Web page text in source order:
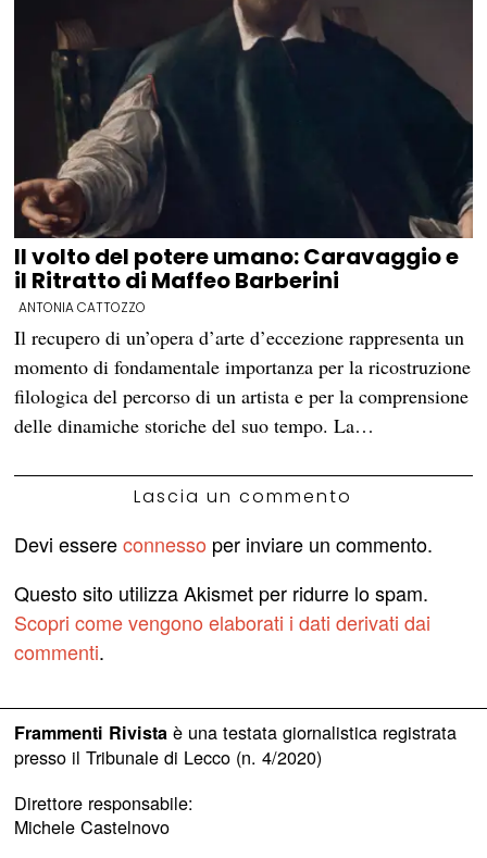
Il volto del potere umano: Caravaggio e
il Ritratto di Maffeo Barberini
ANTONIA CATTOZZO
Il recupero di un’opera d’arte d’eccezione rappresenta un
momento di fondamentale importanza per la ricostruzione
filologica del percorso di un artista e per la comprensione
delle dinamiche storiche del suo tempo. La…
Lascia un commento
Devi essereconnesso per inviare un commento.
Questo sito utilizza Akismet per ridurre lo spam.
Scopri come vengono elaborati i dati derivati dai
commenti.
Frammenti Rivistaè una testata giornalistica registrata
presso il Tribunale di Lecco (n. 4/2020)
Direttore responsabile:
Michele Castelnovo